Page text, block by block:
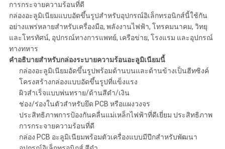
การกระจายความร้อนที่ดี
กล่องอะลูมิเนียมแบบอัดขึ้นรูปสำหรับอุปกรณ์อิเล็กทรอนิกส์นี้ใช้กัน
อย่างแพร่หลายสำหรับเครื่องมือ, พลังงานไฟฟ้า, โทรคมนาคม, วิทยุ
และโทรทัศน์, อุปกรณ์ทางการแพทย์, เครือข่าย, โรงแรม และอุปกรณ์
ทางทหาร
คำอธิบายสำหรับกล่องระบายความร้อนอะลูมิเนียมนี้
กล่องอะลูมิเนียมอัดขึ้นรูปพร้อมด้านบนและด้านข้างเป็นฮีทซิงค์
โครงสร้างกล่องแบบอัดขึ้นรูปที่แข็งแรง
ผิวสำเร็จแบบพ่นทราย/ด้านสีดำ/เงิน
ช่อง/ร่องในตัวสำหรับยึด PCB หรือแผงวงจร
ประสิทธิภาพการป้องกันคลื่นแม่เหล็กไฟฟ้าที่ดีเยี่ยม ประสิทธิภาพ
การกระจายความร้อนที่ดี
กล่อง PCB อะลูมิเนียมพร้อมตัวเครื่องแบบมีปีกสำหรับพัฒนา